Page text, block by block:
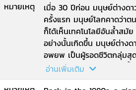
หมายเหตุ
เมื่อ 30 ปีก่อน มนุษย์ต่างดา
ครั้งแรก มนุษย์โลกคาดว่าต
ก็ได้เห็นเทคโนโลยีอันล้ำส
อย่างนั้นเกิดขึ้น มนุษย์ต่างด
อพยพ เป็นผู้รอดชีวิตกลุ่มสุ
พวกเขา พวกเขาจึงเข้ามาตั้
เรียกว่า ดิสทริกต์ 9 ในแอฟ
อ่านเพิ่มเติม